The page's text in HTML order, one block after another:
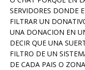
SERVIDORES DONDE
FILTRAR UN
UNA DONACION EN
DECIR QUE UNA
FILTRO DE UN
DE CADA PAIS O